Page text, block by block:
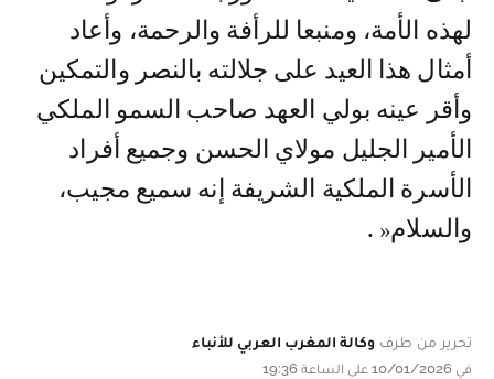
لهذه الأمة، ومنبعا للرأفة والرحمة، وأعاد
أمثال هذا العيد على جلالته بالنصر والتمكين
وأقر عينه بولي العهد صاحب السمو الملكي
الأمير الجليل مولاي الحسن وجميع أفراد
الأسرة الملكية الشريفة إنه سميع مجيب،
والسلام« .
تحرير من طرف وكالة المغرب العربي للأنباء
في 10/01/2026 على الساعة 19:36